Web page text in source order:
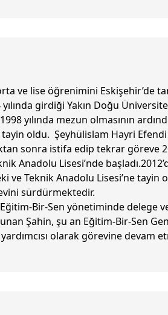
ve lise öğrenimini Eskişehir’de
girdiği Yakın Doğu
yılında mezun olmasının
tayin oldu. Şeyhülislam Hayri
sonra istifa edip tekrar göreve
Anadolu Lisesi’nde
ve Teknik Anadolu Lisesi’ne tayin
sürdürmektedir.
Bir-Sen yönetiminde delege
Şahin, şu an Eğitim-Bir-Sen
olarak görevine devam